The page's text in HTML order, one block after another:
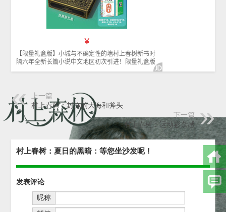
上一篇
村上春树：封冻的大海和斧头
下一篇
村上春树：运动衫杂感
村上春树：夏日的黑暗：等您坐沙发呢！
发表评论
昵称